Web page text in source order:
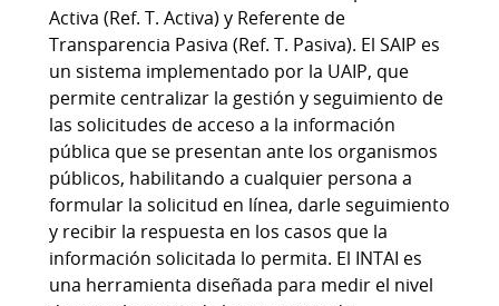
Activa (Ref. T. Activa) y Referente de
Transparencia Pasiva (Ref. T. Pasiva). El SAIP es
un sistema implementado por la UAIP, que
permite centralizar la gestión y seguimiento de
las solicitudes de acceso a la información
pública que se presentan ante los organismos
públicos, habilitando a cualquier persona a
formular la solicitud en línea, darle seguimiento
y recibir la respuesta en los casos que la
información solicitada lo permita. El INTAI es
una herramienta diseñada para medir el nivel